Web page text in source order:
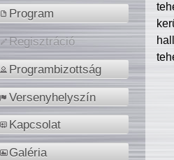
Program
Regisztráció
Programbizottság
Versenyhelyszín
Kapcsolat
Galéria